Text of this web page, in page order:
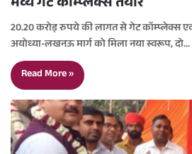
20.20 करोड़ रुपये की लागत से गेट कॉम्प्लेक्स एवं
अयोध्या-लखनऊ मार्ग को मिला नया स्वरूप, दो…
Read More »